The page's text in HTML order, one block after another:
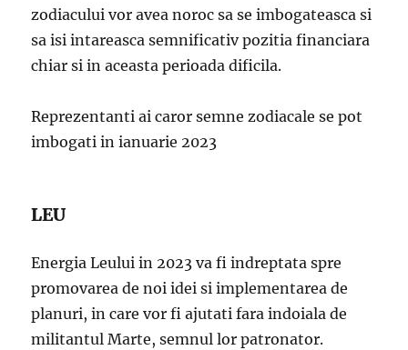
zodiacului vor avea noroc sa se imbogateasca si
sa isi intareasca semnificativ pozitia financiara
chiar si in aceasta perioada dificila.
Reprezentanti ai caror semne zodiacale se pot
imbogati in ianuarie 2023
LEU
Energia Leului in 2023 va fi indreptata spre
promovarea de noi idei si implementarea de
planuri, in care vor fi ajutati fara indoiala de
militantul Marte, semnul lor patronator.